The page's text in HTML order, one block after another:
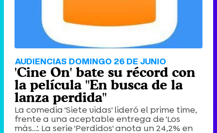
AUDIENCIAS DOMINGO 26 DE JUNIO
'Cine On' bate su récord con
la película "En busca de la
lanza perdida"
La comedia 'Siete vidas' lideró el prime time,
frente a una aceptable entrega de 'Los
más...'. La serie 'Perdidos' anota un 24,2% en